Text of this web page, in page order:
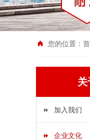
您的位置：
关
加入我们
企业文化